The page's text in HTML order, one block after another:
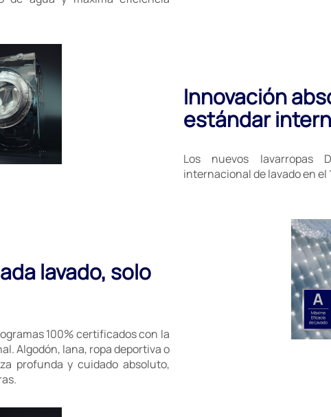
Innovación
estándar
Los nuevos lavarropas
internacional de lavado en el
lavado, solo
100% certificados con la
Algodón, lana, ropa deportiva o
profunda y cuidado absoluto,